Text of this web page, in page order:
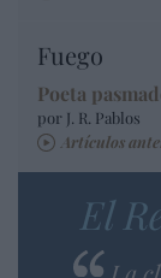
Fuego
Poeta
por J. R. Pablos
Artículos
El